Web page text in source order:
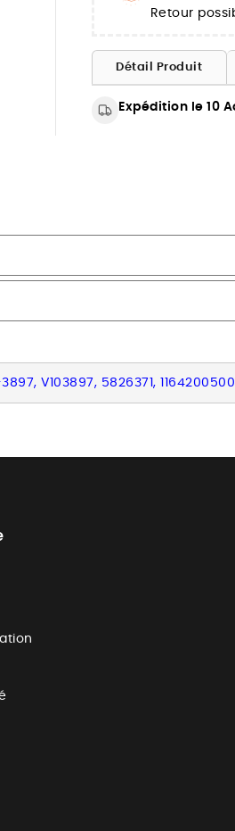
Retour
Détail Produit
Expédition le 10
3897, V103897, 5826371,